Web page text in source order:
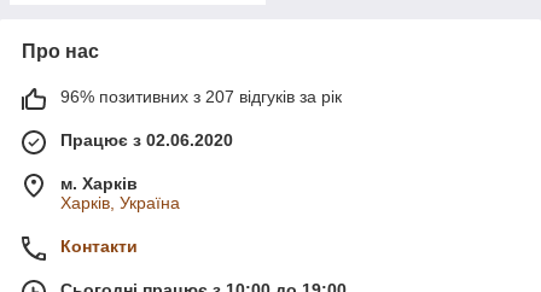
Про нас
96% позитивних з 207 відгуків за рік
Працює з 02.06.2020
м. Харків
Харків, Україна
Контакти